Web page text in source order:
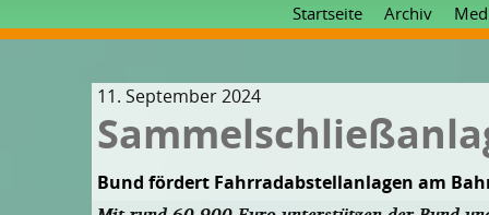
Startseite Archiv
11. September 2024
Bund fördert Fahrradabstellanlagen am